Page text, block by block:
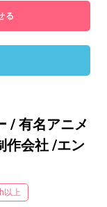
る
/ 有名アニメ
作会社 /エン
以上